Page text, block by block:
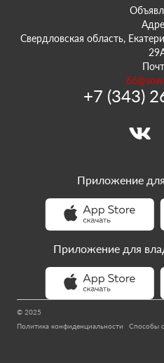
Свердловская область,
+7 (343)
© 2025
Политика конфиденциальности
Способы
Приложение для
Приложение для